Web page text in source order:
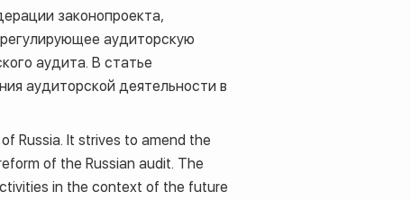
законопроекта,
аудиторскую
аудита. В статье
аудиторской деятельности в
Russia. It strives to amend the
of the Russian audit. The
in the context of the future